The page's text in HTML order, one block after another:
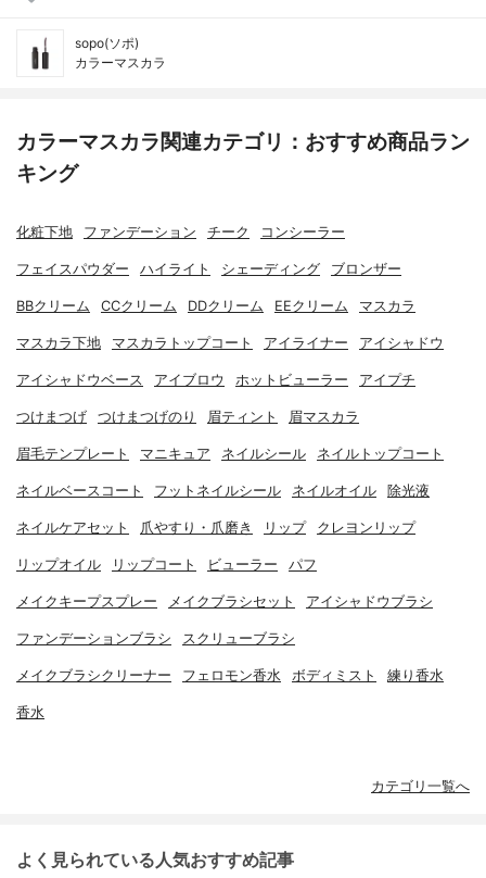
sopo(ソポ)
カラーマスカラ
カラーマスカラ関連カテゴリ：おすすめ商品ラン
キング
化粧下地 ファンデーション チーク コンシーラー
フェイスパウダー ハイライト シェーディング ブロンザー
BBクリーム CCクリーム DDクリーム EEクリーム マスカラ
マスカラ下地 マスカラトップコート アイライナー アイシャドウ
アイシャドウベース アイブロウ ホットビューラー アイプチ
つけまつげ つけまつげのり 眉ティント 眉マスカラ
眉毛テンプレート マニキュア ネイルシール ネイルトップコート
ネイルベースコート フットネイルシール ネイルオイル 除光液
ネイルケアセット 爪やすり・爪磨き リップ クレヨンリップ
リップオイル リップコート ビューラー パフ
メイクキープスプレー メイクブラシセット アイシャドウブラシ
ファンデーションブラシ スクリューブラシ
メイクブラシクリーナー フェロモン香水 ボディミスト 練り香水
香水
カテゴリ一覧へ
よく見られている人気おすすめ記事